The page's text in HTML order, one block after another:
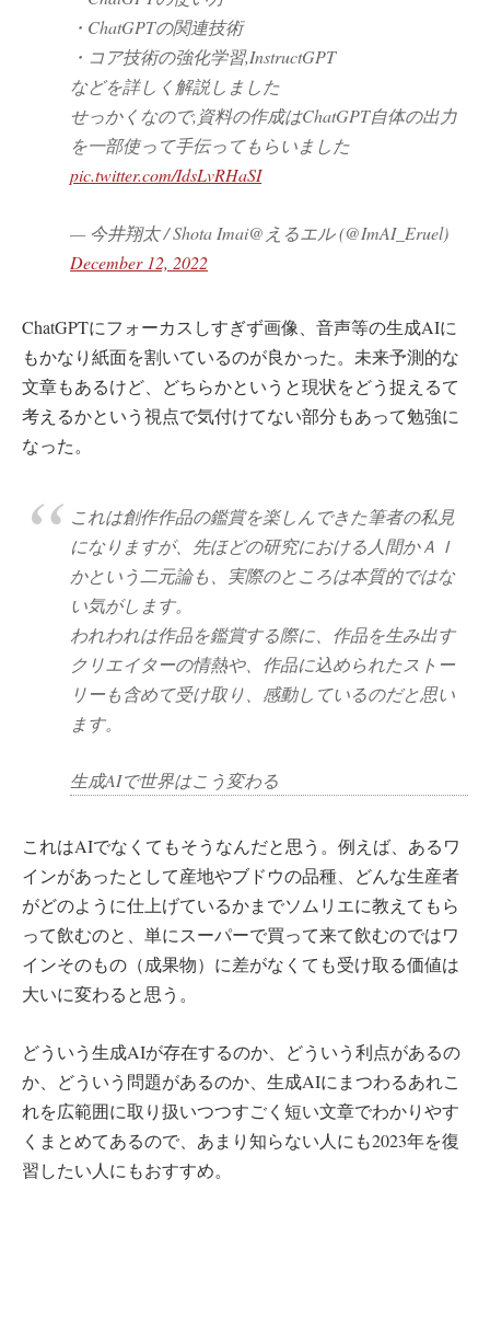
・ChatGPTの関連技術
・コア技術の強化学習,InstructGPT
などを詳しく解説しました
せっかくなので,資料の作成はChatGPT自体の出力
を一部使って手伝ってもらいました
pic.twitter.com/IdsLvRHaSI
— 今井翔太 / Shota Imai@えるエル (@ImAI_Eruel)
December 12, 2022
ChatGPTにフォーカスしすぎず画像、音声等の生成AIに
もかなり紙面を割いているのが良かった。未来予測的な
文章もあるけど、どちらかというと現状をどう捉えるて
考えるかという視点で気付けてない部分もあって勉強に
なった。
これは創作作品の鑑賞を楽しんできた筆者の私見
になりますが、先ほどの研究における人間かＡＩ
かという二元論も、実際のところは本質的ではな
い気がします。
われわれは作品を鑑賞する際に、作品を生み出す
クリエイターの情熱や、作品に込められたストー
リーも含めて受け取り、感動しているのだと思い
ます。
生成AIで世界はこう変わる
これはAIでなくてもそうなんだと思う。例えば、あるワ
インがあったとして産地やブドウの品種、どんな生産者
がどのように仕上げているかまでソムリエに教えてもら
って飲むのと、単にスーパーで買って来て飲むのではワ
インそのもの（成果物）に差がなくても受け取る価値は
大いに変わると思う。
どういう生成AIが存在するのか、どういう利点があるの
か、どういう問題があるのか、生成AIにまつわるあれこ
れを広範囲に取り扱いつつすごく短い文章でわかりやす
くまとめてあるので、あまり知らない人にも2023年を復
習したい人にもおすすめ。